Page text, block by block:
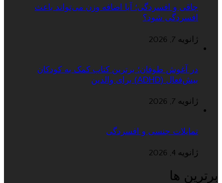
چاقی و افسردگی؛ آیا اضافه وزن می‌تواند باعث
افسردگی شود؟
ژانویه 7, 2026
در آغوش طوفان؛ برترین کتاب کمک به کودکان
بیش‌فعال (ADHD) برای والدین
ژانویه 7, 2026
تمایلات جنسی و افسردگی
ژانویه 4, 2026
برترین ها